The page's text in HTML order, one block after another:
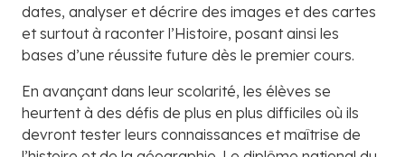
dates, analyser et décrire des images et des cartes
et surtout à raconter l’Histoire, posant ainsi les
bases d’une réussite future dès le premier cours.
En avançant dans leur scolarité, les élèves se
heurtent à des défis de plus en plus difficiles où ils
devront tester leurs connaissances et maîtrise de